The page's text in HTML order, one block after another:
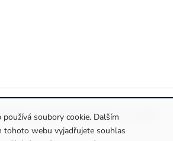
používá soubory cookie. Dalším
tohoto webu vyjadřujete souhlas
osobních údajůInformace o cookies